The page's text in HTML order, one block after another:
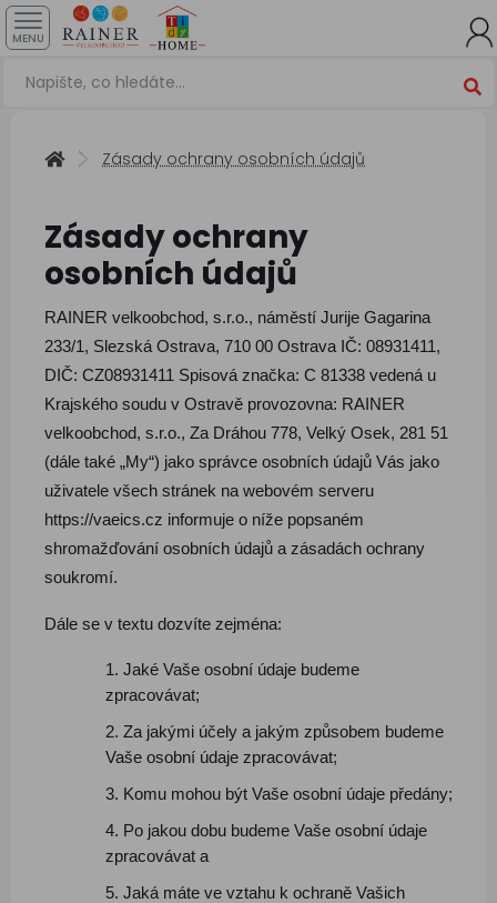
MENU
Zásady ochrany osobních údajů
Zásady ochrany
osobních údajů
RAINER velkoobchod, s.r.o., náměstí Jurije Gagarina
233/1, Slezská Ostrava, 710 00 Ostrava IČ: 08931411,
DIČ: CZ08931411 Spisová značka: C 81338 vedená u
Krajského soudu v Ostravě provozovna: RAINER
velkoobchod, s.r.o., Za Dráhou 778, Velký Osek, 281 51
(dále také „My“) jako správce osobních údajů Vás jako
uživatele všech stránek na webovém serveru
https://vaeics.cz informuje o níže popsaném
shromažďování osobních údajů a zásadách ochrany
soukromí.
Dále se v textu dozvíte zejména:
Jaké Vaše osobní údaje budeme
zpracovávat;
Za jakými účely a jakým způsobem budeme
Vaše osobní údaje zpracovávat;
Komu mohou být Vaše osobní údaje předány;
Po jakou dobu budeme Vaše osobní údaje
zpracovávat a
Jaká máte ve vztahu k ochraně Vašich